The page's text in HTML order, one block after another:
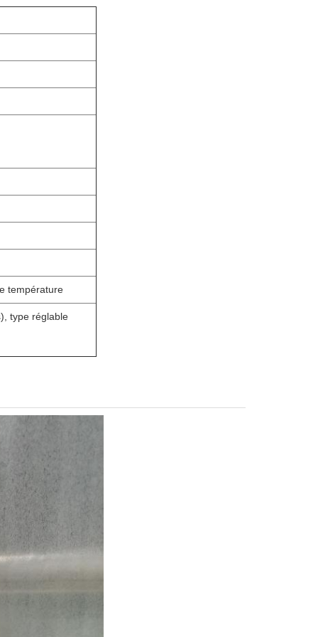
température
type réglable